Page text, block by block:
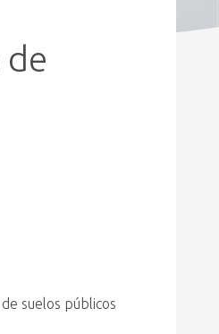
de suelos públicos